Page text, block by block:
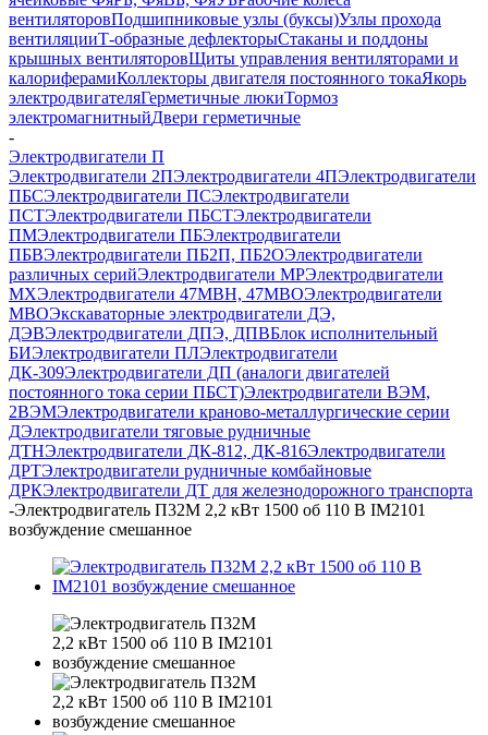
вентиляторовПодшипниковые узлы (буксы)Узлы прохода
вентиляцииТ-образные дефлекторыСтаканы и поддоны
крышных вентиляторовЩиты управления вентиляторами и
калориферамиКоллекторы двигателя постоянного токаЯкорь
электродвигателяГерметичные люкиТормоз
электромагнитныйДвери герметичные
-
Электродвигатели П
Электродвигатели 2ПЭлектродвигатели 4ПЭлектродвигатели
ПБСЭлектродвигатели ПСЭлектродвигатели
ПСТЭлектродвигатели ПБСТЭлектродвигатели
ПМЭлектродвигатели ПБЭлектродвигатели
ПБВЭлектродвигатели ПБ2П, ПБ2ОЭлектродвигатели
различных серийЭлектродвигатели МРЭлектродвигатели
MXЭлектродвигатели 47MBH, 47МВОЭлектродвигатели
MBOЭкскаваторные электродвигатели ДЭ,
ДЭВЭлектродвигатели ДПЭ, ДПВБлок исполнительный
БИЭлектродвигатели ПЛЭлектродвигатели
ДК-309Электродвигатели ДП (аналоги двигателей
постоянного тока серии ПБСТ)Электродвигатели ВЭМ,
2ВЭМЭлектродвигатели краново-металлургические серии
ДЭлектродвигатели тяговые рудничные
ДТНЭлектродвигатели ДК-812, ДК-816Электродвигатели
ДРТЭлектродвигатели рудничные комбайновые
ДРКЭлектродвигатели ДТ для железнодорожного транспорта
-Электродвигатель П32М 2,2 кВт 1500 об 110 В IM2101
возбуждение смешанное